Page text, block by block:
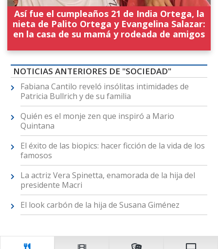
Así fue el cumpleaños 21 de India Ortega, la
nieta de Palito Ortega y Evangelina Salazar:
en la casa de su mamá y rodeada de amigos
NOTICIAS ANTERIORES DE "SOCIEDAD"
Fabiana Cantilo reveló insólitas intimidades de
Patricia Bullrich y de su familia
Quién es el monje zen que inspiró a Mario
Quintana
El éxito de las biopics: hacer ficción de la vida de los
famosos
La actriz Vera Spinetta, enamorada de la hija del
presidente Macri
El look carbón de la hija de Susana Giménez